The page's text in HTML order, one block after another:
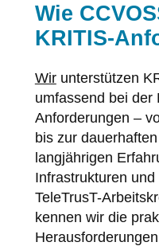
Wie
KRITIS-
Wirunterstützen
umfassend bei der
Anforderungen –
bis zur
langjährigen
Infrastrukturen
TeleTrusT-
kennen wir die